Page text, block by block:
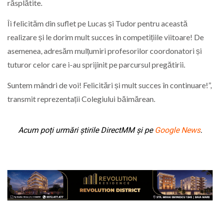
răsplătite.
Îi felicităm din suflet pe Lucas și Tudor pentru această
realizare și le dorim mult succes în competițiile viitoare! De
asemenea, adresăm mulțumiri profesorilor coordonatori și
tuturor celor care i-au sprijinit pe parcursul pregătirii.
Suntem mândri de voi! Felicitări și mult succes în continuare!”,
transmit reprezentații Colegiului băimărean.
Acum poți urmări știrile DirectMM și pe Google News.